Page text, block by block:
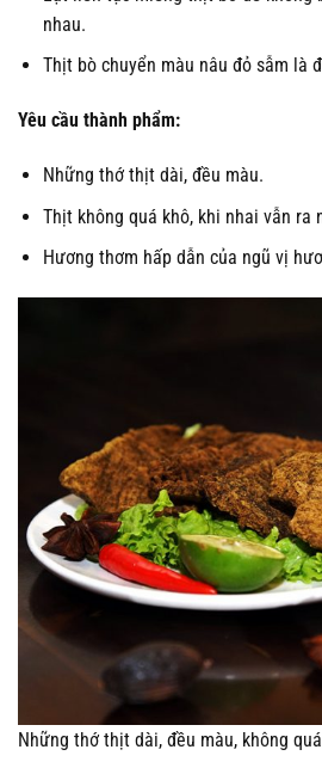
nhau.
Thịt bò chuyển màu nâu đỏ sẫm là
Yêu cầu thành phẩm:
Những thớ thịt dài, đều màu.
Thịt không quá khô, khi nhai vẫn ra
Hương thơm hấp dẫn của ngũ vị
Những thớ thịt dài, đều màu, không